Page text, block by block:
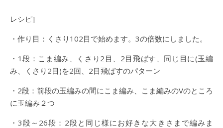
レシピ]
・作り目：くさり102目で始めます。3の倍数にしました。
・1段：こま編み、くさり2目、2目飛ばす、同じ目に(玉編
み、くさり2目)を2回、2目飛ばすのパターン
・2段：前段の玉編みの間にこま編み、こま編みのVのところ
に玉編み２つ
・3段～26段：2段と同じ様にお好きな大きさまで編みま